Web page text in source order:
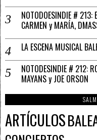
NOTODOESINDIE # 213:
CARMEN y MARÍA,
LA ESCENA MUSICAL
NOTODESINDIE # 212:
MAYANS y JOE ORSON
ARTÍCULOS